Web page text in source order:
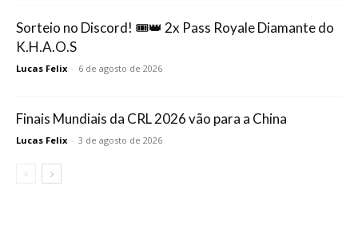
Sorteio no Discord! 🎟️👑 2x Pass Royale Diamante do
K.H.A.O.S
Lucas Felix - 6 de agosto de 2026
Finais Mundiais da CRL 2026 vão para a China
Lucas Felix - 3 de agosto de 2026